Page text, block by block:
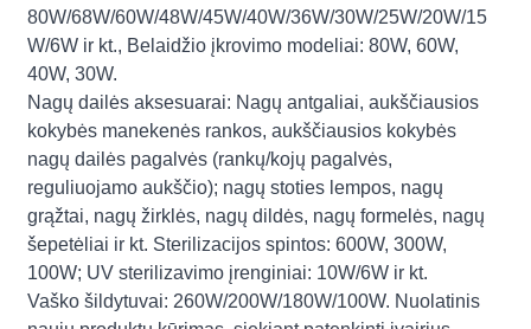
80W/68W/60W/48W/45W/40W/36W/30W/25W/20W/15
W/6W ir kt., Belaidžio įkrovimo modeliai: 80W, 60W,
40W, 30W.
Nagų dailės aksesuarai: Nagų antgaliai, aukščiausios
kokybės manekenės rankos, aukščiausios kokybės
nagų dailės pagalvės (rankų/kojų pagalvės,
reguliuojamo aukščio); nagų stoties lempos, nagų
grąžtai, nagų žirklės, nagų dildės, nagų formelės, nagų
šepetėliai ir kt. Sterilizacijos spintos: 600W, 300W,
100W; UV sterilizavimo įrenginiai: 10W/6W ir kt.
Vaško šildytuvai: 260W/200W/180W/100W. Nuolatinis